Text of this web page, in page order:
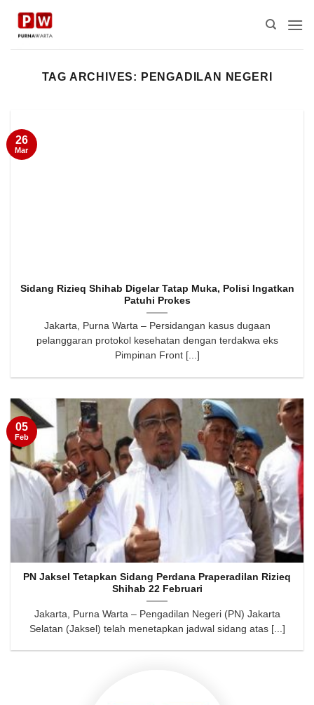
TAG ARCHIVES: PENGADILAN NEGERI
Sidang Rizieq Shihab Digelar Tatap Muka, Polisi Ingatkan
Patuhi Prokes
Jakarta, Purna Warta – Persidangan kasus dugaan
pelanggaran protokol kesehatan dengan terdakwa eks
Pimpinan Front [...]
26
Mar
PN Jaksel Tetapkan Sidang Perdana Praperadilan Rizieq
Shihab 22 Februari
Jakarta, Purna Warta – Pengadilan Negeri (PN) Jakarta
Selatan (Jaksel) telah menetapkan jadwal sidang atas [...]
05
Feb